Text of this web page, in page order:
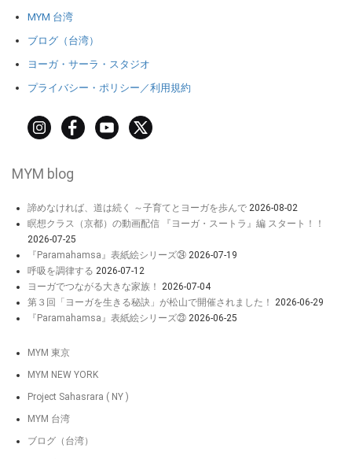
MYM 台湾
ブログ（台湾）
ヨーガ・サーラ・スタジオ
プライバシー・ポリシー／利用規約
MYM blog
諦めなければ、道は続く ～子育てとヨーガを歩んで 2026-08-02
瞑想クラス（京都）の動画配信 『ヨーガ・スートラ』編 スタート！！
2026-07-25
『Paramahamsa』表紙絵シリーズ㉔ 2026-07-19
呼吸を調律する 2026-07-12
ヨーガでつながる大きな家族！ 2026-07-04
第３回「ヨーガを生きる秘訣」が松山で開催されました！ 2026-06-29
『Paramahamsa』表紙絵シリーズ㉓ 2026-06-25
MYM 東京
MYM NEW YORK
Project Sahasrara ( NY )
MYM 台湾
ブログ（台湾）